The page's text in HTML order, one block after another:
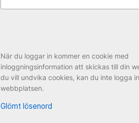
När du loggar in kommer en cookie med
inloggningsinformation att skickas till din
du vill undvika cookies, kan du inte logga
webbplatsen.
Glömt lösenord